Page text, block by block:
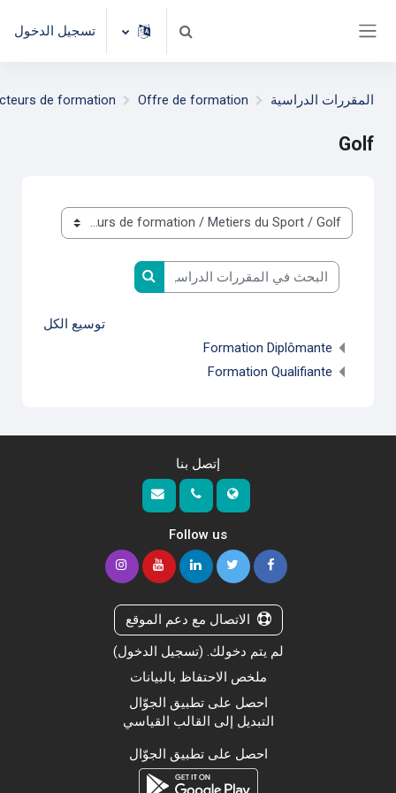
تبديل إدخال البحثتسجيل الدخول
المقررات الدراسية Offre de formation
de formation
Golf
تصنيفات المقررات
البحث في المقررات الدراسية
البحث في المقررات
توسيع الكل
Formation Diplômante
Formation Qualifiante
إتصل بنا
Follow us
الاتصال مع دعم الموقع
لم يتم دخولك. (تسجيل الدخول)
ملخص الاحتفاظ بالبيانات
احصل على تطبيق الجوّال
التبديل إلى القالب القياسي
احصل على تطبيق الجوّال